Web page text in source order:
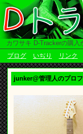
カワサキ D-Trackerの購入
ブログ
いぢり リンク
junker@管理人のプロ